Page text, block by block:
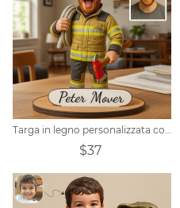
Targa in legno personalizzata con ritratto di vigile del fuoco
$37